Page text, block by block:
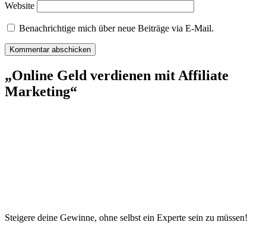
Website
Benachrichtige mich über neue Beiträge via E-Mail.
„Online Geld verdienen mit Affiliate
Marketing“
Steigere deine Gewinne, ohne selbst ein Experte sein zu müssen!